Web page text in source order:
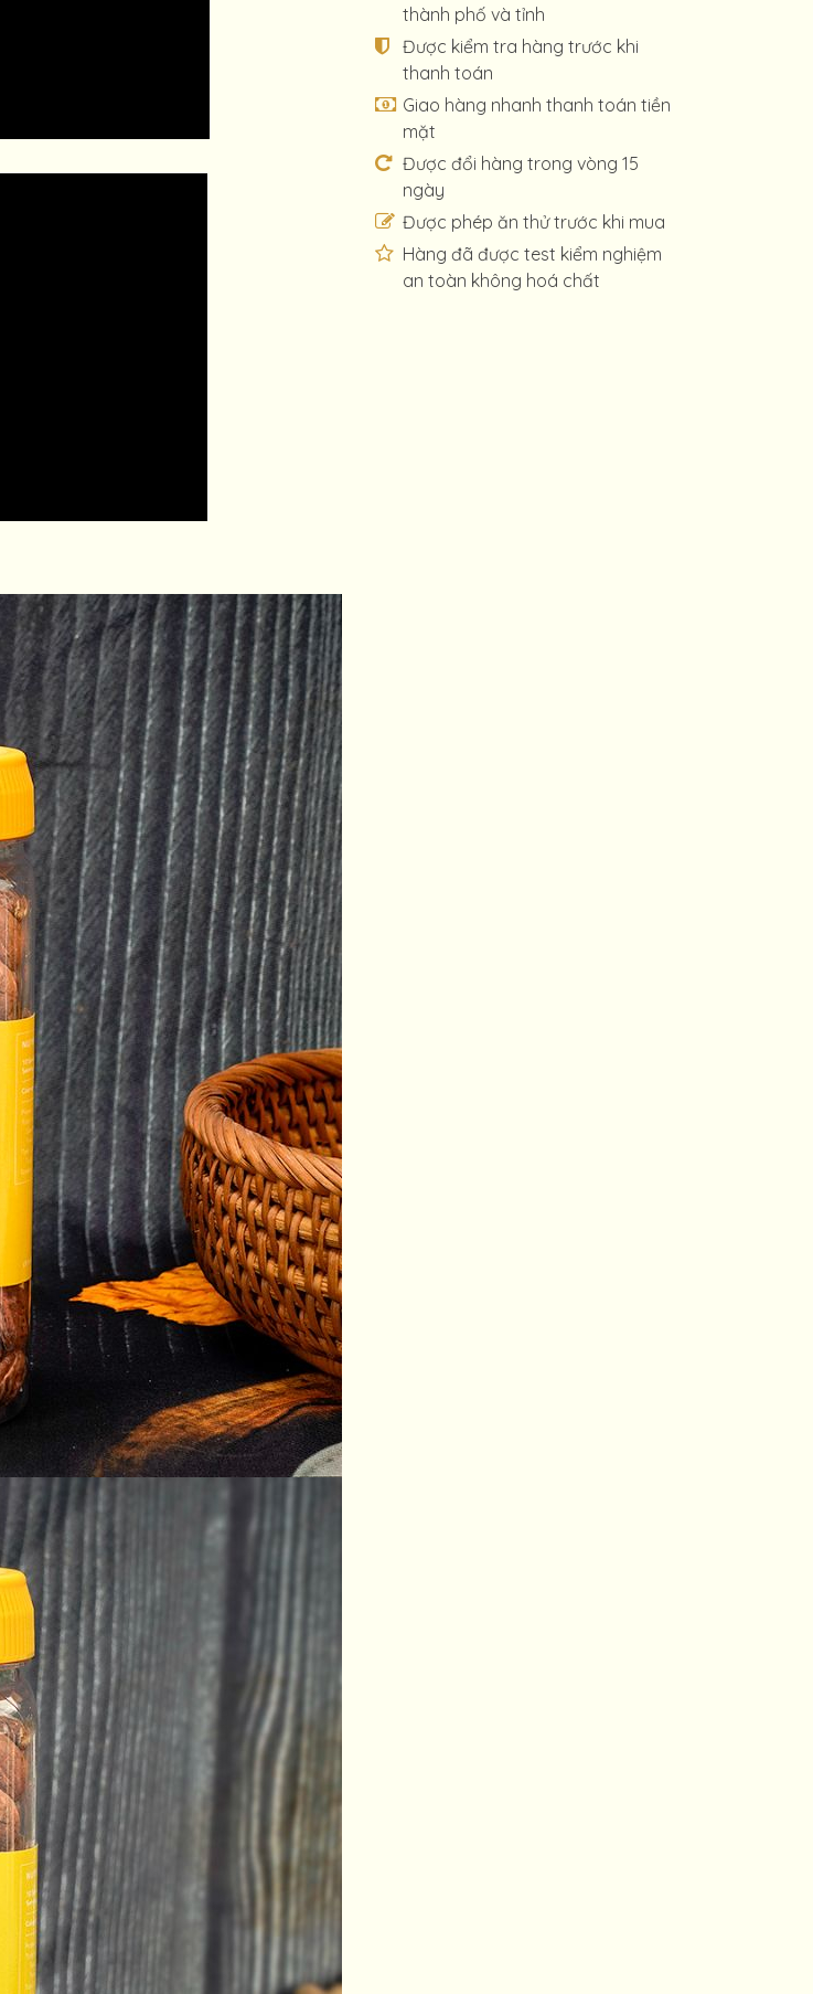
thành phố và tỉnh
Được kiểm tra hàng trước khi
thanh toán
Giao hàng nhanh thanh toán tiền
mặt
Được đổi hàng trong vòng 15
ngày
Được phép ăn thử trước khi mua
Hàng đã được test kiểm nghiệm
an toàn không hoá chất